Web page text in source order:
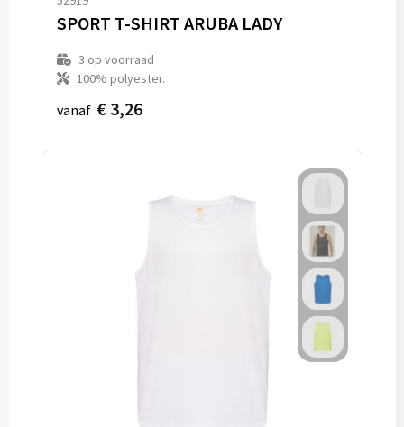
SPORT T-SHIRT ARUBA LADY
3 op voorraad
100% polyester.
vanaf € 3,26